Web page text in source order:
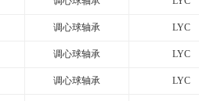
调心球轴承 LYC
调心球轴承 LYC
调心球轴承 LYC